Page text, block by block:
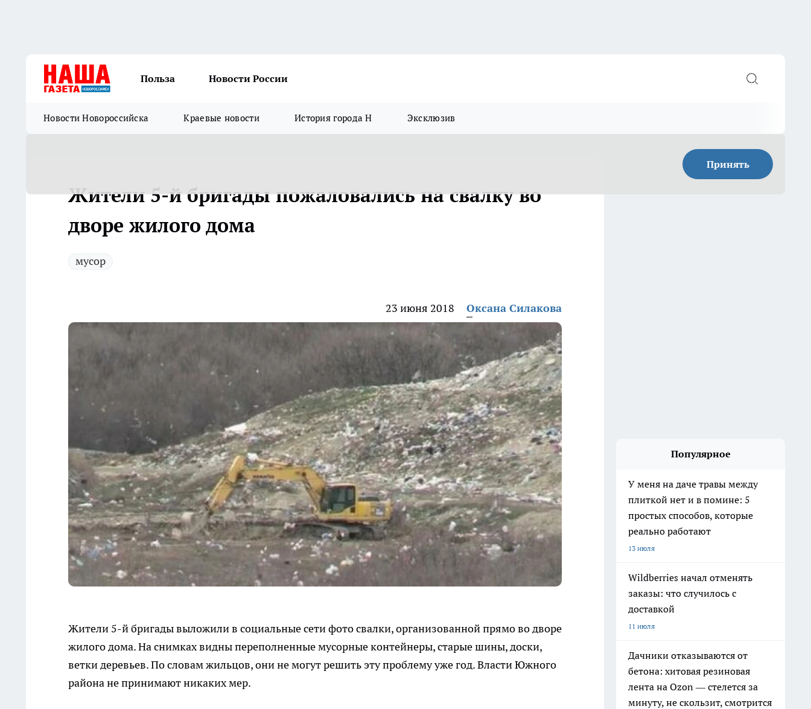
Польза Новости России
Новости Новороссийска Краевые новости История города Н Эксклюзив
Принять
Жители 5-й бригады пожаловались на свалку во
дворе жилого дома
мусор
23 июня 2018 Оксана Силакова
Жители 5-й бригады выложили в социальные сети фото свалки, организованной прямо во дворе
жилого дома. На снимках видны переполненные мусорные контейнеры, старые шины, доски,
ветки деревьев. По словам жильцов, они не могут решить эту проблему уже год. Власти Южного
района не принимают никаких мер.
Популярное
У меня на даче травы между
плиткой нет и в помине: 5
простых способов, которые
реально работают
13 июля
Wildberries начал отменять
заказы: что случилось с
доставкой
11 июля
Дачники отказываются от
бетона: хитовая резиновая
лента на Ozon — стелется за
минуту, не скользит, смотрится